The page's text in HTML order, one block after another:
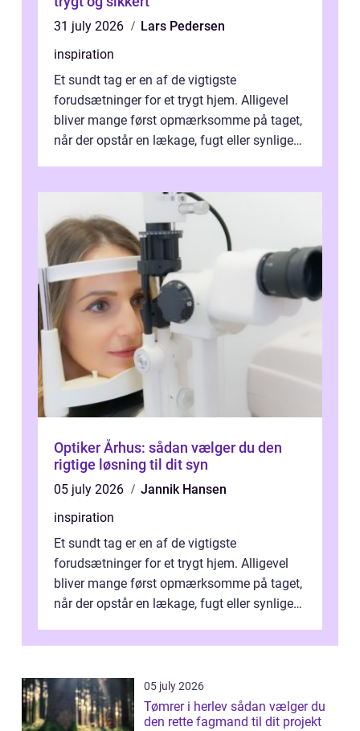
31 july 2026
Lars Pedersen
inspiration
Et sundt tag er en af de vigtigste
forudsætninger for et trygt hjem. Alligevel
bliver mange først opmærksomme på taget,
når der opstår en lækage, fugt eller synlige
Optiker Århus: sådan vælger du den
rigtige løsning til dit syn
05 july 2026
Jannik Hansen
inspiration
Et sundt tag er en af de vigtigste
forudsætninger for et trygt hjem. Alligevel
bliver mange først opmærksomme på taget,
når der opstår en lækage, fugt eller synlige
05 july 2026
Tømrer i herlev sådan vælger du
den rette fagmand til dit projekt